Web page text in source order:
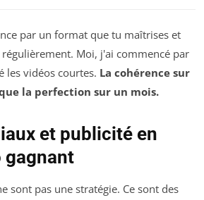
par un format que tu maîtrises et
Moi, j'ai commencé par
les vidéos courtes. La cohérence sur
la perfection sur un mois.
et publicité en
gagnant
sont pas une stratégie. Ce sont des